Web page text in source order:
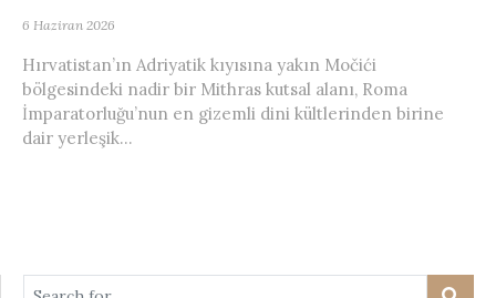
6 Haziran 2026
Hırvatistan’ın Adriyatik kıyısına yakın Močići
bölgesindeki nadir bir Mithras kutsal alanı, Roma
İmparatorluğu’nun en gizemli dini kültlerinden birine
dair yerleşik...